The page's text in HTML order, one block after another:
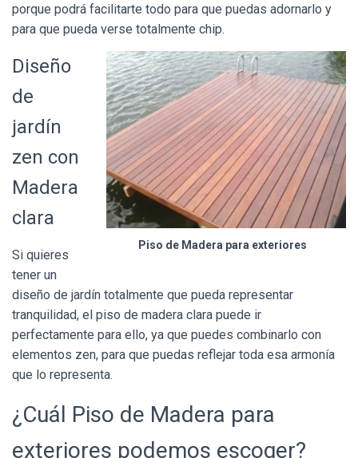
porque podrá facilitarte todo para que puedas adornarlo y
para que pueda verse totalmente chip.
Piso de Madera para exteriores
Diseño
de
jardín
zen con
Madera
clara
Si quieres
tener un
diseño de jardín totalmente que pueda representar
tranquilidad, el piso de madera clara puede ir
perfectamente para ello, ya que puedes combinarlo con
elementos zen, para que puedas reflejar toda esa armonía
que lo representa.
¿Cuál Piso de Madera para
exteriores podemos escoger?